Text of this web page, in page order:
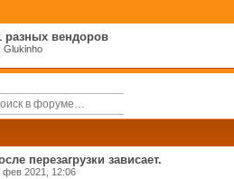
разных вендоров
Glukinho
перезагрузки зависает.
фев 2021, 12:06